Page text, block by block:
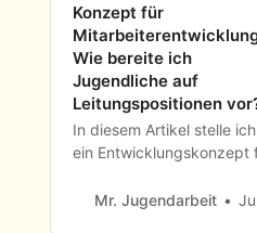
Konzept für
Wie bereite ich
Jugendliche auf
Leitungspositionen
In diesem Artikel stelle
ein Entwicklungskonzept
und Jugendarbeit vor. Ein
Mr. Jugendarbeit Julia